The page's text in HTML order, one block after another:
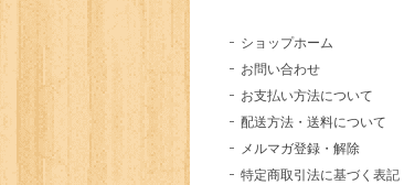
ショップホーム
お問い合わせ
お支払い方法について
配送方法・送料について
メルマガ登録・解除
特定商取引法に基づく表記